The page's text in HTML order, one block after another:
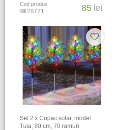
Cod produs
28771 85 lei
Set 2 x Copac solar, model
Tuia, 80 cm, 70 ramuri